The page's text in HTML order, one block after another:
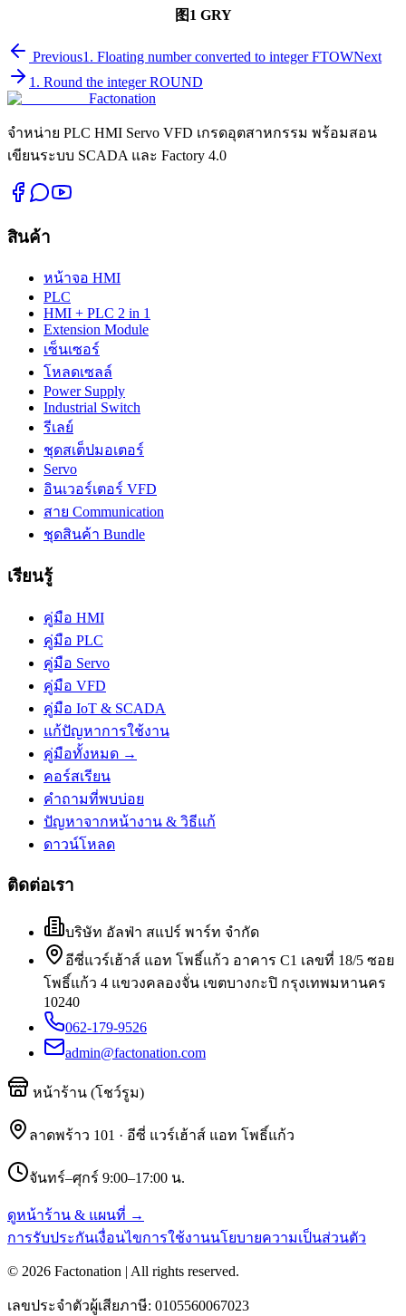
图1 GRY
Previous1. Floating number converted to integer FTOWNext
1. Round the integer ROUND
Factonation
จำหน่าย PLC HMI Servo VFD เกรดอุตสาหกรรม พร้อมสอน
เขียนระบบ SCADA และ Factory 4.0
สินค้า
หน้าจอ HMI
PLC
HMI + PLC 2 in 1
Extension Module
เซ็นเซอร์
โหลดเซลล์
Power Supply
Industrial Switch
รีเลย์
ชุดสเต็ปมอเตอร์
Servo
อินเวอร์เตอร์ VFD
สาย Communication
ชุดสินค้า Bundle
เรียนรู้
คู่มือ HMI
คู่มือ PLC
คู่มือ Servo
คู่มือ VFD
คู่มือ IoT & SCADA
แก้ปัญหาการใช้งาน
คู่มือทั้งหมด →
คอร์สเรียน
คำถามที่พบบ่อย
ปัญหาจากหน้างาน & วิธีแก้
ดาวน์โหลด
ติดต่อเรา
บริษัท อัลฟ่า สแปร์ พาร์ท จำกัด
อีซี่แวร์เฮ้าส์ แอท โพธิ์แก้ว อาคาร C1 เลขที่ 18/5 ซอย
โพธิ์แก้ว 4 แขวงคลองจั่น เขตบางกะปิ กรุงเทพมหานคร
10240
062-179-9526
admin@factonation.com
หน้าร้าน (โชว์รูม)
ลาดพร้าว 101 · อีซี่ แวร์เฮ้าส์ แอท โพธิ์แก้ว
จันทร์–ศุกร์ 9:00–17:00 น.
ดูหน้าร้าน & แผนที่ →
การรับประกันเงื่อนไขการใช้งานนโยบายความเป็นส่วนตัว
© 2026 Factonation | All rights reserved.
เลขประจำตัวผู้เสียภาษี: 0105560067023